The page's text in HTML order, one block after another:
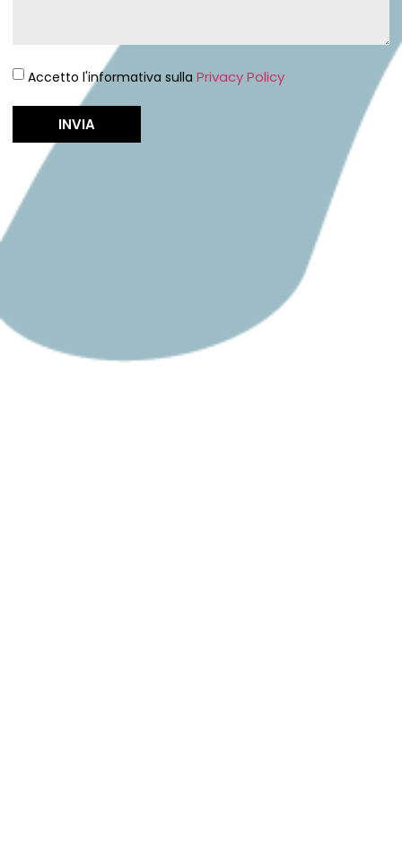
Accetto l'informativa sulla Privacy Policy
INVIA